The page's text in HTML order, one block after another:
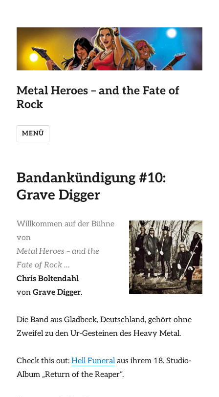
Metal Heroes – and the Fate of
Rock
MENÜ
Bandankündigung #10:
Grave Digger
Willkommen auf der Bühne
von
Metal Heroes – and the
Fate of Rock …
Chris Boltendahl
vonGrave Digger.
Die Band aus Gladbeck, Deutschland, gehört ohne
Zweifel zu den Ur-Gesteinen des Heavy Metal.
Check this out:Hell Funeralaus ihrem 18. Studio-
Album „Return of the Reaper“.